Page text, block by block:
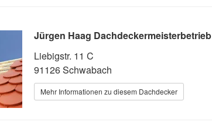
Jürgen Haag Dachdeckermeisterbetrieb
Liebigstr. 11 C
91126 Schwabach
Mehr Informationen zu diesem Dachdecker